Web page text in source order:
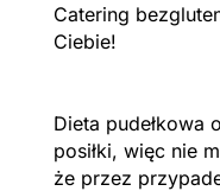
Catering
Ciebie!
Dieta pudełkowa
posiłki, więc nie
że przez